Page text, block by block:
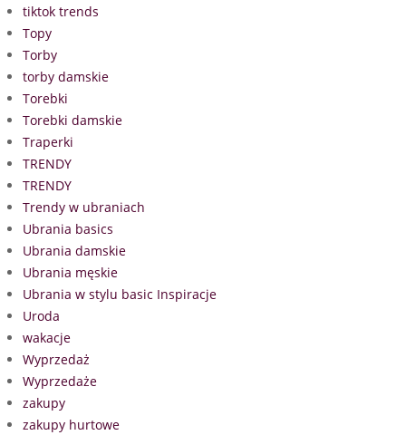
tiktok trends
Topy
Torby
torby damskie
Torebki
Torebki damskie
Traperki
TRENDY
TRENDY
Trendy w ubraniach
Ubrania basics
Ubrania damskie
Ubrania męskie
Ubrania w stylu basic Inspiracje
Uroda
wakacje
Wyprzedaż
Wyprzedaże
zakupy
zakupy hurtowe